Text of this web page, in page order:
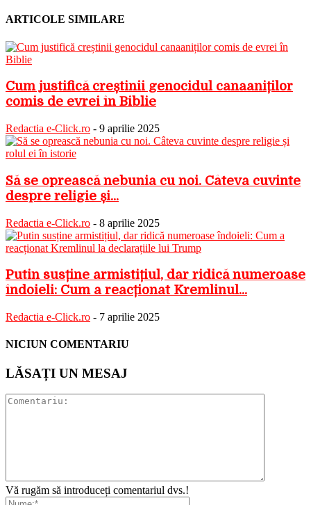
ARTICOLE SIMILARE
Cum justifică creștinii genocidul canaaniților
comis de evrei în Biblie
Redactia e-Click.ro - 9 aprilie 2025
Să se oprească nebunia cu noi. Câteva cuvinte
despre religie și...
Redactia e-Click.ro - 8 aprilie 2025
Putin susține armistițiul, dar ridică numeroase
îndoieli: Cum a reacționat Kremlinul...
Redactia e-Click.ro - 7 aprilie 2025
NICIUN COMENTARIU
LĂSAȚI UN MESAJ
Vă rugăm să introduceți comentariul dvs.!